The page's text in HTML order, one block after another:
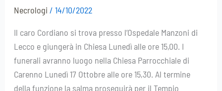
Necrologi / 14/10/2022
Il caro Cordiano si trova presso l’Ospedale Manzoni di
Lecco e giungerà in Chiesa Lunedì alle ore 15,00. I
funerali avranno luogo nella Chiesa Parrocchiale di
Carenno Lunedì 17 Ottobre alle ore 15,30. Al termine
della funzione la salma proseguirà per il Tempio